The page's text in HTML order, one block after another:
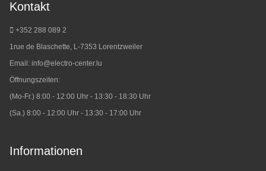
Kontakt
+352 288 089 2
1rue de Blaschette, L-7353 Lorentzweiler
Email: info@electro-center.lu
Öffnungszeiten:
(Mo-Fr.) 8:00 - 12:00 Uhr - 13:30 - 18:30 Uhr
(Sa.) 8:00 - 12:00 Uhr - 13:30 - 17:00 Uhr
Informationen